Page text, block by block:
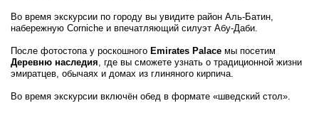
Во время экскурсии по городу вы увидите район Аль-Батин,
набережную Corniche и впечатляющий силуэт Абу-Даби.
После фотостопа у роскошного Emirates Palace мы посетим
Деревню наследия, где вы сможете узнать о традиционной жизни
эмиратцев, обычаях и домах из глиняного кирпича.
Во время экскурсии включён обед в формате «шведский стол».